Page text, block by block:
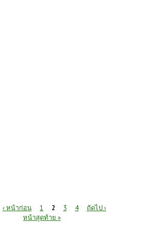
‹ หน้าก่อน 1 2 3 4
ถัดไป ›
หน้าสุดท้าย »